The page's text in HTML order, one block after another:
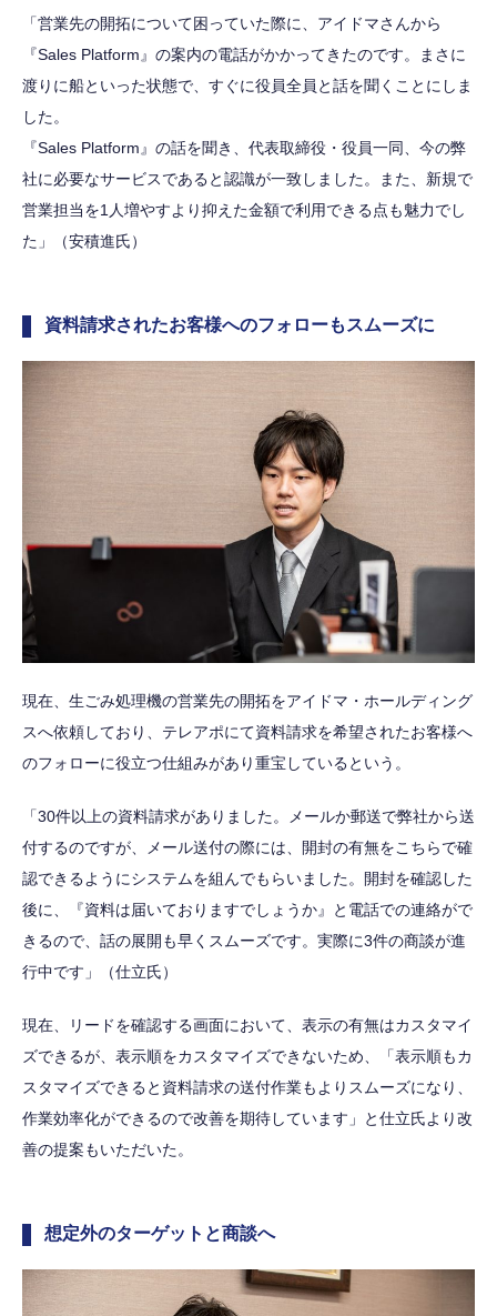
「営業先の開拓について困っていた際に、アイドマさんから
『Sales Platform』の案内の電話がかかってきたのです。まさに
渡りに船といった状態で、すぐに役員全員と話を聞くことにしま
した。
『Sales Platform』の話を聞き、代表取締役・役員一同、今の弊
社に必要なサービスであると認識が一致しました。また、新規で
営業担当を1人増やすより抑えた金額で利用できる点も魅力でし
た」（安積進氏）
資料請求されたお客様へのフォローもスムーズに
現在、生ごみ処理機の営業先の開拓をアイドマ・ホールディング
スへ依頼しており、テレアポにて資料請求を希望されたお客様へ
のフォローに役立つ仕組みがあり重宝しているという。
「30件以上の資料請求がありました。メールか郵送で弊社から送
付するのですが、メール送付の際には、開封の有無をこちらで確
認できるようにシステムを組んでもらいました。開封を確認した
後に、『資料は届いておりますでしょうか』と電話での連絡がで
きるので、話の展開も早くスムーズです。実際に3件の商談が進
行中です」（仕立氏）
現在、リードを確認する画面において、表示の有無はカスタマイ
ズできるが、表示順をカスタマイズできないため、「表示順もカ
スタマイズできると資料請求の送付作業もよりスムーズになり、
作業効率化ができるので改善を期待しています」と仕立氏より改
善の提案もいただいた。
想定外のターゲットと商談へ